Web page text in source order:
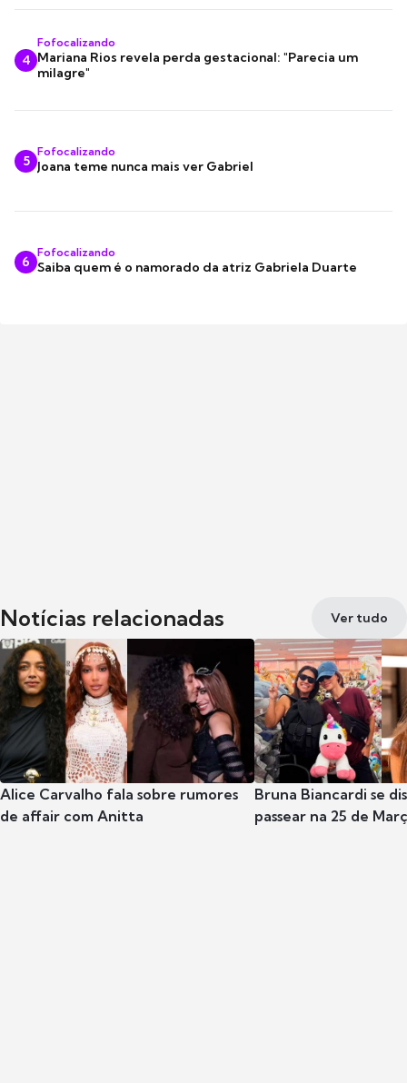
4
Fofocalizando
Mariana Rios revela perda gestacional: "Parecia um
milagre"
5
Fofocalizando
Joana teme nunca mais ver Gabriel
6
Fofocalizando
Saiba quem é o namorado da atriz Gabriela Duarte
Notícias relacionadas Ver tudo
Alice Carvalho fala sobre rumores
de affair com Anitta
Bruna Biancardi se
passear na 25 de